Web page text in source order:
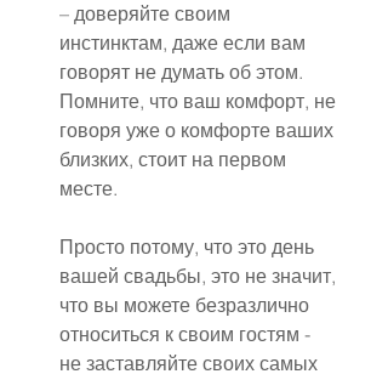
– доверяйте своим
инстинктам, даже если вам
говорят не думать об этом.
Помните, что ваш комфорт, не
говоря уже о комфорте ваших
близких, стоит на первом
месте.
Просто потому, что это день
вашей свадьбы, это не значит,
что вы можете безразлично
относиться к своим гостям -
не заставляйте своих самых